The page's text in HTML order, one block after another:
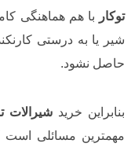
توکار
با هم هماهنگی
شیر یا به درستی
حاصل نشود.
بنابراین خرید شیرالات
مهمترین مسائلی است